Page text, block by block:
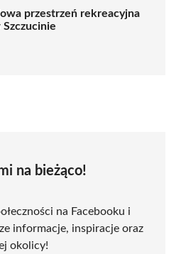
przestrzeń rekreacyjna
Szczucinie
na bieżąco!
na Facebooku i
informacje, inspiracje oraz
okolicy!